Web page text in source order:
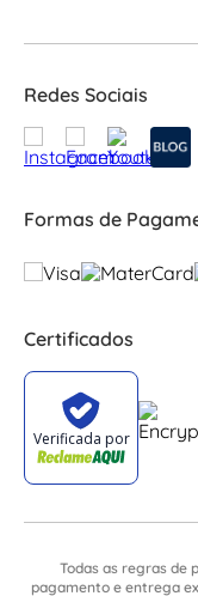
Redes Sociais
Formas de
Certificados
Todas as regras de
pagamento e entrega